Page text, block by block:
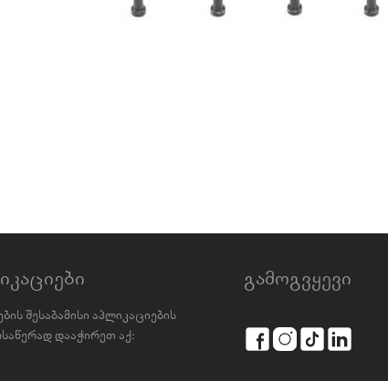
შესაბამისი აპლიკაციების
დააჭირეთ აქ:
გამოგვყევი